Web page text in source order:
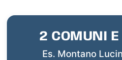
2 COMUNI E
Es. Montano